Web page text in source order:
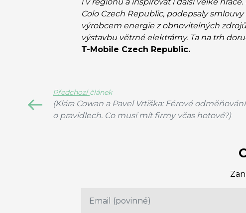
Colo Czech Republic, podepsaly smlouvy
výrobcem energie z obnovitelných
výstavbu větrné elektrárny. Ta na trh
T-Mobile Czech Republic.
Předchozíčlánek
(Klára Cowan a Pavel Vrtiška: Férové
o pravidlech. Co musí mít firmy včas hotové?)